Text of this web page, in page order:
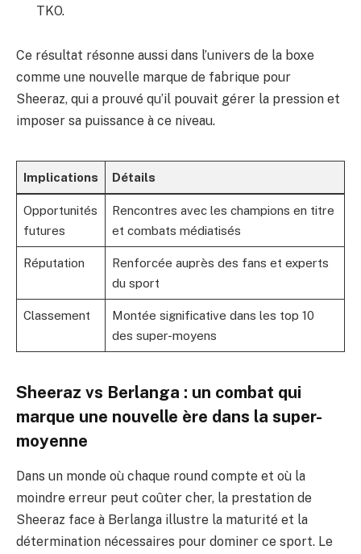
TKO.
Ce résultat résonne aussi dans l’univers de la boxe
comme une nouvelle marque de fabrique pour
Sheeraz, qui a prouvé qu’il pouvait gérer la pression et
imposer sa puissance à ce niveau.
Implications Détails
Opportunités
futures
Rencontres avec les champions en titre
et combats médiatisés
Réputation
Renforcée auprès des fans et experts
du sport
Classement
Montée significative dans les top 10
des super-moyens
Sheeraz vs Berlanga : un combat qui
marque une nouvelle ère dans la super-
moyenne
Dans un monde où chaque round compte et où la
moindre erreur peut coûter cher, la prestation de
Sheeraz face à Berlanga illustre la maturité et la
détermination nécessaires pour dominer ce sport. Le